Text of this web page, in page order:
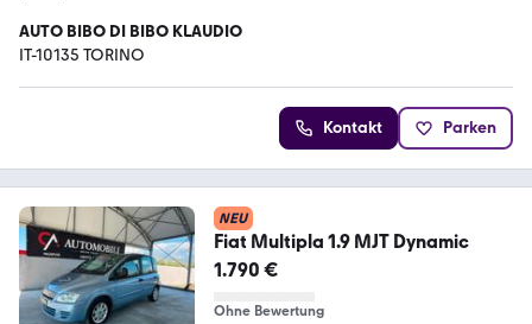
AUTO BIBO DI BIBO KLAUDIO
IT-10135 TORINO
Kontakt Parken
NEU
Fiat Multipla 1.9 MJT Dynamic
1.790 €
Ohne Bewertung